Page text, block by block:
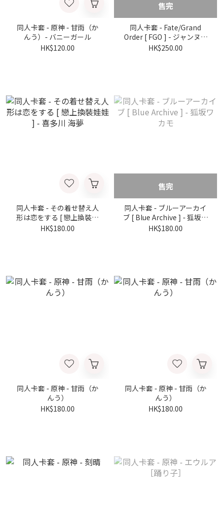
同人卡套 - 原神 - 甘雨（か
んう）- バニーガール
HK$120.00
售完
同人卡套 - Fate/Grand
Order [ FGO ] - ジャンヌ・
ダルク〔オルタ〕＆ マーリ
HK$250.00
同人卡套 - その着せ替え人
形は恋をする [ 戀上換裝娃
娃 ] - 喜多川 海夢
HK$180.00
售完
同人卡套 - ブルーアーカイ
ブ [ Blue Archive ] - 狐坂ワ
カモ
HK$180.00
同人卡套 - 原神 - 甘雨（か
んう）
HK$180.00
同人卡套 - 原神 - 甘雨（か
んう）
HK$180.00